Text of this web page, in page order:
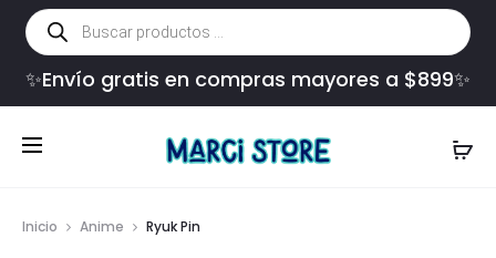
Búsqueda
de
productos
✨Envío gratis en compras mayores a $899✨
Inicio Anime Ryuk Pin